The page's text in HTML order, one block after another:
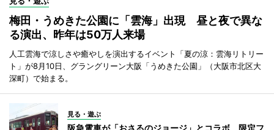
梅田・うめきた公園に「雲海」出現 昼と夜で異な
る演出、昨年は50万人来場
人工雲海で涼しさや癒やしを演出するイベント「夏の涼：雲海リトリー
ト」が8月10日、グラングリーン大阪「うめきた公園」（大阪市北区大
深町）で始まる。
見る・遊ぶ
阪急電車が「おさるのジョージ」とコラボ 限定フ